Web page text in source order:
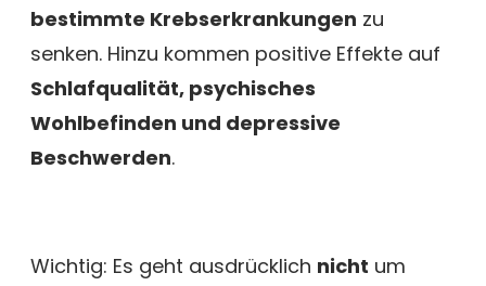
bestimmte Krebserkrankungen zu
senken. Hinzu kommen positive Effekte auf
Schlafqualität, psychisches
Wohlbefinden und depressive
Beschwerden.
Wichtig: Es geht ausdrücklich nicht um